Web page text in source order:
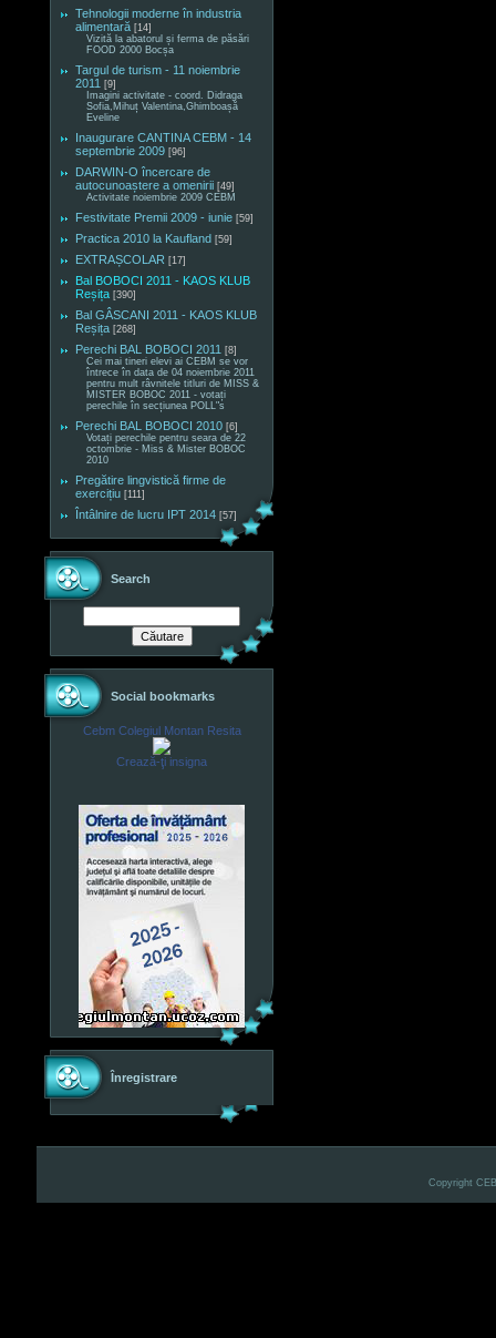
Tehnologii moderne în industria
alimentară [14]
Vizită la abatorul și ferma de păsări
FOOD 2000 Bocșa
Targul de turism - 11 noiembrie
2011 [9]
Imagini activitate - coord. Didraga
Sofia,Mihuț Valentina,Ghimboașă
Eveline
Inaugurare CANTINA CEBM - 14
septembrie 2009 [96]
DARWIN-O încercare de
autocunoaștere a omenirii [49]
Activitate noiembrie 2009 CEBM
Festivitate Premii 2009 - iunie [59]
Practica 2010 la Kaufland [59]
EXTRAȘCOLAR [17]
Bal BOBOCI 2011 - KAOS KLUB
Reșița [390]
Bal GÂSCANI 2011 - KAOS KLUB
Reșița [268]
Perechi BAL BOBOCI 2011 [8]
Cei mai tineri elevi ai CEBM se vor
întrece în data de 04 noiembrie 2011
pentru mult râvnitele titluri de MISS &
MISTER BOBOC 2011 - votați
perechile în secțiunea POLL"s
Perechi BAL BOBOCI 2010 [6]
Votați perechile pentru seara de 22
octombrie - Miss & Mister BOBOC
2010
Pregătire lingvistică firme de
exercițiu [111]
Întâlnire de lucru IPT 2014 [57]
Search
Social bookmarks
Cebm Colegiul Montan Resita
Crează-ţi insigna
Înregistrare
Copyright